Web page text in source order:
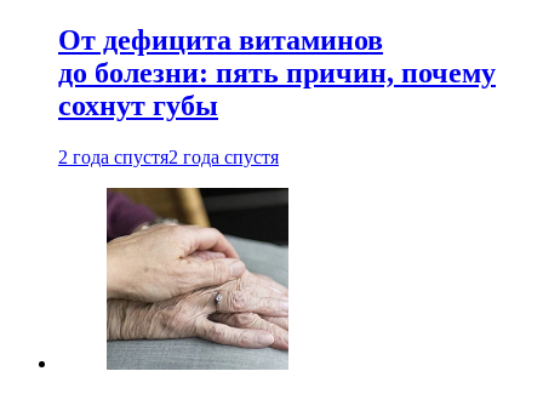
От дефицита витаминов
до болезни: пять причин, почему
сохнут губы
2 года спустя2 года спустя